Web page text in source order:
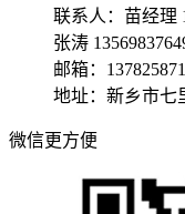
联系人：苗经理
张涛
邮箱：
地址：新乡市七
微信更方便